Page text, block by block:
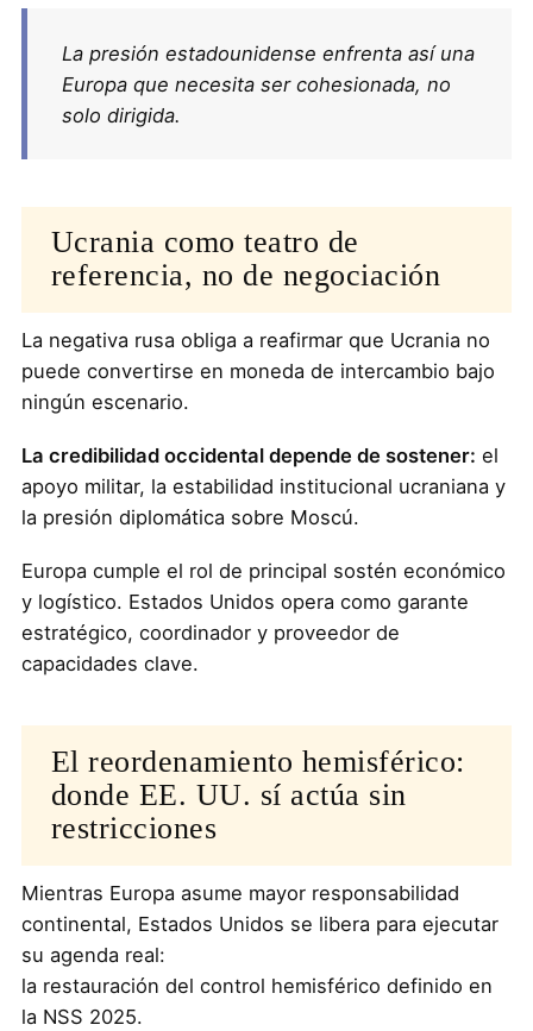
La presión estadounidense enfrenta así una
Europa que necesita ser cohesionada, no
solo dirigida.
Ucrania como teatro de
referencia, no de negociación
La negativa rusa obliga a reafirmar que Ucrania no
puede convertirse en moneda de intercambio bajo
ningún escenario.
La credibilidad occidental depende de sostener: el
apoyo militar, la estabilidad institucional ucraniana y
la presión diplomática sobre Moscú.
Europa cumple el rol de principal sostén económico
y logístico. Estados Unidos opera como garante
estratégico, coordinador y proveedor de
capacidades clave.
El reordenamiento hemisférico:
donde EE. UU. sí actúa sin
restricciones
Mientras Europa asume mayor responsabilidad
continental, Estados Unidos se libera para ejecutar
su agenda real:
la restauración del control hemisférico definido en
la NSS 2025.